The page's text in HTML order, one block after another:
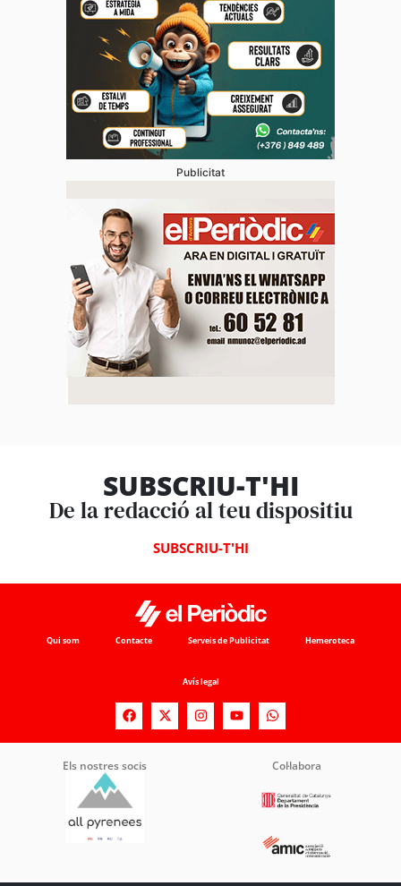
Publicitat
SUBSCRIU-T'HI
De la redacció al teu dispositiu
SUBSCRIU-T'HI
Qui som Contacte Serveis de Publicitat Hemeroteca
Avís legal
Els nostres socis Col·labora